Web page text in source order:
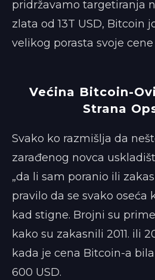
pridržavamo targetiranja
zlata od 13T USD, Bitcoin
velikog porasta svoje
Većina Bitcoin-
Strana
Svako ko razmišlja da
zarađenog novca
„da li sam poranio ili
pravilo da se svako oseća
kad stigne. Brojni su
kako su zakasnili 2011. ili
kada je cena Bitcoin-a bila
600 USD.